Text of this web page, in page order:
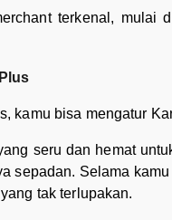
terkenal, mulai
kamu bisa mengatur
seru dan hemat
sepadan. Selama
tak terlupakan.